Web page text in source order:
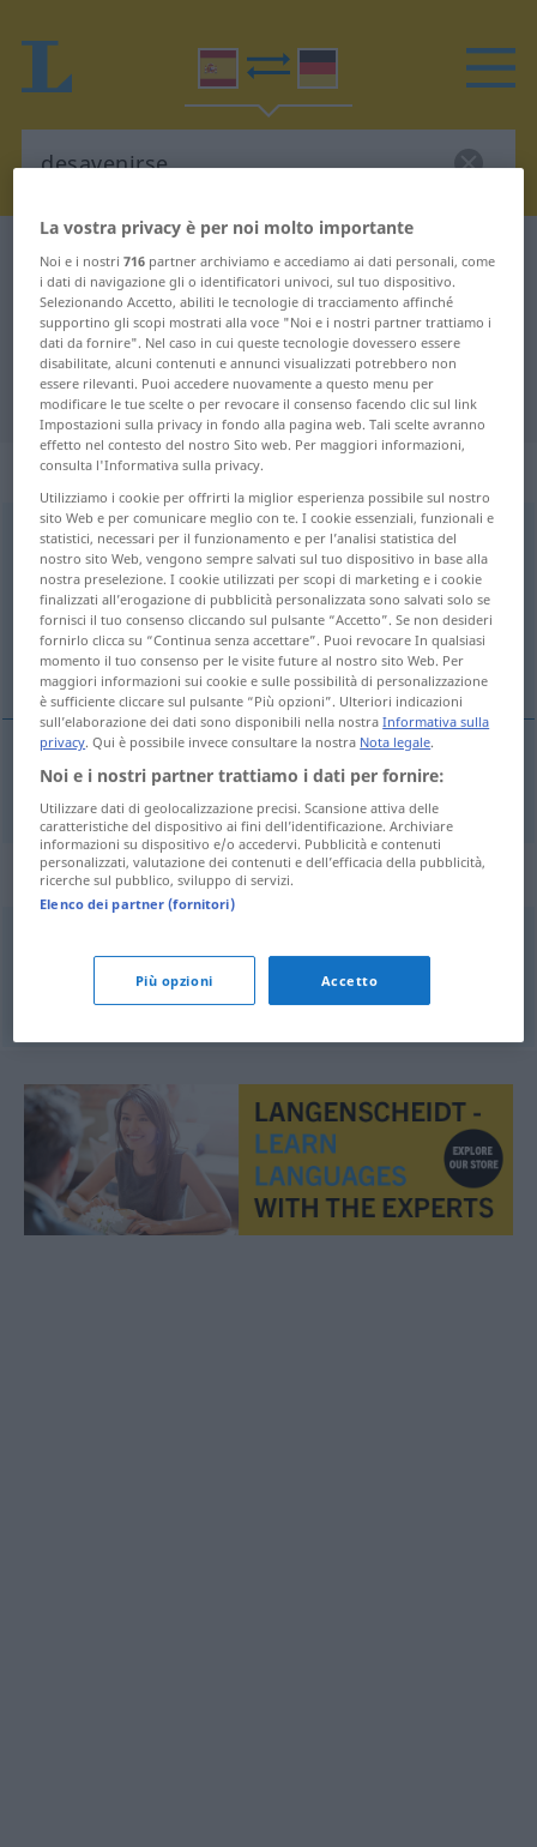
Dizionario Spagnolo-Tedesco desavenirse
Traduzione Spagnolo-Tedesco per
"desavenirse"
"desavenirse" traduzione Tedesco
„desavenirse“: verbo reflexivo
desavenirse [desaβeˈnirse]v/r
Panoramica di tutte le traduzion
(Fai clic sulla/Tocca traduzione per maggiori dettagli)
sich entzweien
sichentzweien desavenirse
Sinonimi per "desavenirse"
© OpenThesaurus-es
La vostra privacy è per noi molto importante
Noi e i nostri716 partner archiviamo e accediamo ai dati personali, come
i dati di navigazione gli o identificatori univoci, sul tuo dispositivo.
Selezionando Accetto, abiliti le tecnologie di tracciamento affinché
supportino gli scopi mostrati alla voce "Noi e i nostri partner trattiamo i
dati da fornire". Nel caso in cui queste tecnologie dovessero essere
disabilitate, alcuni contenuti e annunci visualizzati potrebbero non
essere rilevanti. Puoi accedere nuovamente a questo menu per
modificare le tue scelte o per revocare il consenso facendo clic sul link
Impostazioni sulla privacy in fondo alla pagina web. Tali scelte avranno
effetto nel contesto del nostro Sito web. Per maggiori informazioni,
consulta l'Informativa sulla privacy.
Utilizziamo i cookie per offrirti la miglior esperienza possibile sul nostro
sito Web e per comunicare meglio con te. I cookie essenziali, funzionali e
statistici, necessari per il funzionamento e per l’analisi statistica del
nostro sito Web, vengono sempre salvati sul tuo dispositivo in base alla
nostra preselezione. I cookie utilizzati per scopi di marketing e i cookie
finalizzati all’erogazione di pubblicità personalizzata sono salvati solo se
fornisci il tuo consenso cliccando sul pulsante “Accetto”. Se non desideri
fornirlo clicca su “Continua senza accettare”. Puoi revocare In qualsiasi
momento il tuo consenso per le visite future al nostro sito Web. Per
maggiori informazioni sui cookie e sulle possibilità di personalizzazione
è sufficiente cliccare sul pulsante “Più opzioni”. Ulteriori indicazioni
sull’elaborazione dei dati sono disponibili nella nostraInformativa sulla
privacy. Qui è possibile invece consultare la nostra Nota legale.
Noi e i nostri partner trattiamo i dati per fornire:
Utilizzare dati di geolocalizzazione precisi. Scansione attiva delle
caratteristiche del dispositivo ai fini dell’identificazione. Archiviare
informazioni su dispositivo e/o accedervi. Pubblicità e contenuti
personalizzati, valutazione dei contenuti e dell’efficacia della pubblicità,
ricerche sul pubblico, sviluppo di servizi.
Elenco dei partner (fornitori)
Più opzioni Accetto